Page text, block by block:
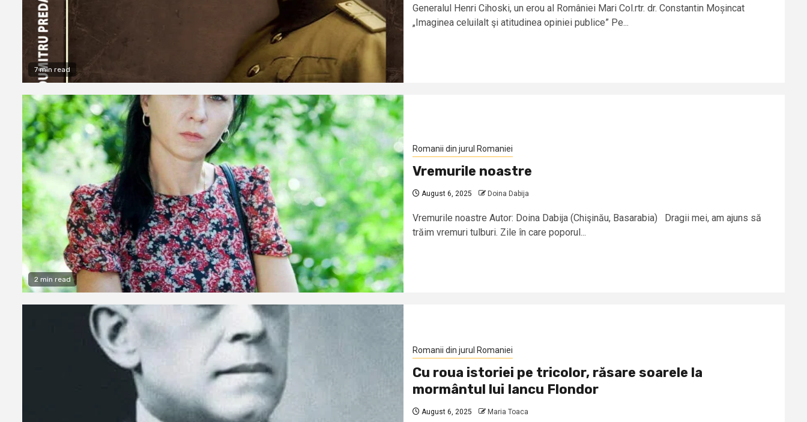
7 min read
Generalul Henri Cihoski, un erou al României Mari Col.rtr. dr. Constantin Moșincat
„Imaginea celuilalt şi atitudinea opiniei publice” Pe...
2 min read
Romanii din jurul Romaniei
Vremurile noastre
August 6, 2025 Doina Dabija
Vremurile noastre Autor: Doina Dabija (Chişinău, Basarabia) Dragii mei, am ajuns să
trăim vremuri tulburi. Zile în care poporul...
Romanii din jurul Romaniei
Cu roua istoriei pe tricolor, răsare soarele la
mormântul lui Iancu Flondor
August 6, 2025 Maria Toaca